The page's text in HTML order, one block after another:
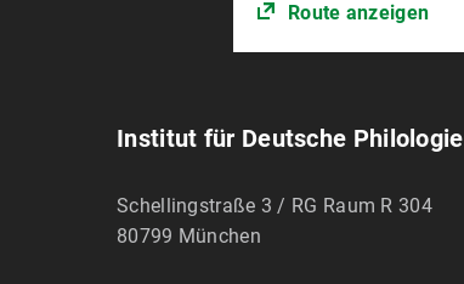
Route anzeigen
Institut für Deutsche Philologie
Schellingstraße 3 / RG Raum R 304
80799 München